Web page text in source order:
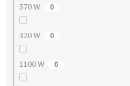
570 W 0
320 W 0
1100 W 0